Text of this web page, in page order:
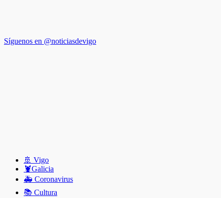
Síguenos en @noticiasdevigo
🚢 Vigo
🦞️Galicia
🚑 Coronavirus
📚 Cultura